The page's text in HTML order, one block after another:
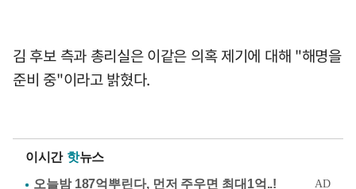
김 후보 측과 총리실은 이같은 의혹 제기에 대해 "해명을
준비 중"이라고 밝혔다.
이시간 핫뉴스